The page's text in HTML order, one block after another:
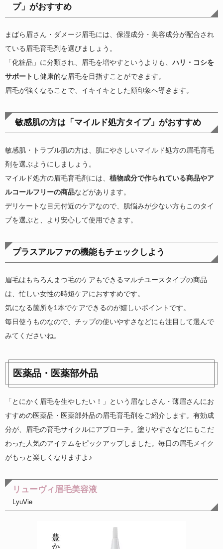
プ」がおすすめ
まばら眉さん・ダメージ眉毛には、保湿成分・美容成分が配合され
ている眉毛育毛剤を選びましょう。
「化粧品」に分類され、眉毛を増やすというよりも、ハリ・コシを
サポート し健康的な眉毛を目指すことができます。
眉毛が強くなることで、イキイキとした顔印象へ導きます。
敏感肌の方は「マイルド処方タイプ」がおすすめ
敏感肌・トラブル肌の方は、肌にやさしいマイルド処方の眉毛育毛
剤を選ぶようにしましょう。
マイルド処方の眉毛育毛剤には、 植物成分で作られている商品やア
ルコールフリーの商品などがあります。
デリケートな目元付近のケアなので、肌悩みが少ない方もこのタイ
プを選ぶと、より安心して使用できます。
プラスアルファの機能もチェックしよう
眉毛はもちろんまつ毛のケアもできるマルチユースタイプの商品
は、忙しい女性の時短ケアにおすすめです。
気になる箇所を1本でケアできるのが嬉しいポイントです。
毎日使うものなので、チップの使いやすさなどにも注目して選んで
みてくださいね。
医薬品・医薬部外品
「とにかく眉毛を生やしたい！」という眉なしさん・薄眉さんにお
すすめの医薬品・医薬部外品の眉毛育毛剤をご紹介します。有効成
分が、眉毛の育毛サイクルにアプローチ。塗りやすさなどにもこだ
わった人気のアイテムをピックアップしました。毎日の眉毛メイク
がもっと楽しくなりますよ♪
リューヴィ眉毛美容液
LyuVie